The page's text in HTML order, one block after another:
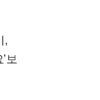
,
보